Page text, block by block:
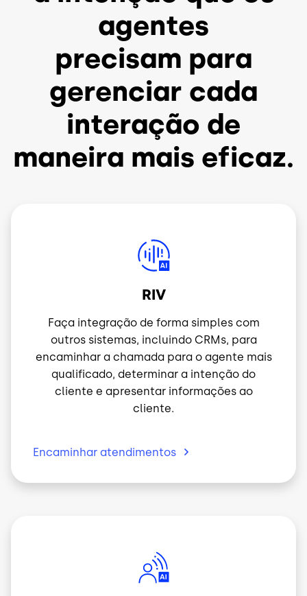
agentes
precisam para
gerenciar cada
interação de
maneira mais eficaz.
RIV
Faça integração de forma simples com
outros sistemas, incluindo CRMs, para
encaminhar a chamada para o agente mais
qualificado, determinar a intenção do
cliente e apresentar informações ao
cliente.
Encaminhar atendimentos